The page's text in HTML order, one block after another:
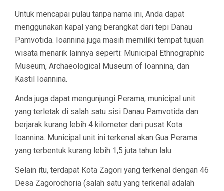
Untuk mencapai pulau tanpa nama ini, Anda dapat
menggunakan kapal yang berangkat dari tepi Danau
Pamvotida. Ioannina juga masih memiliki tempat tujuan
wisata menarik lainnya seperti: Municipal Ethnographic
Museum, Archaeological Museum of Ioannina, dan
Kastil Ioannina.
Anda juga dapat mengunjungi Perama, municipal unit
yang terletak di salah satu sisi Danau Pamvotida dan
berjarak kurang lebih 4 kilometer dari pusat Kota
Ioannina. Municipal unit ini terkenal akan Gua Perama
yang terbentuk kurang lebih 1,5 juta tahun lalu.
Selain itu, terdapat Kota Zagori yang terkenal dengan 46
Desa Zagorochoria (salah satu yang terkenal adalah